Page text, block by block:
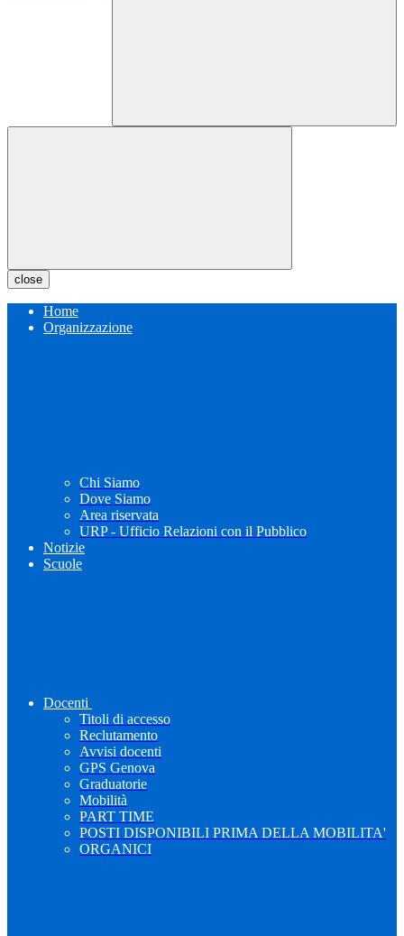
close
Home
Organizzazione
Chi Siamo
Dove Siamo
Area riservata
URP - Ufficio Relazioni con il Pubblico
Notizie
Scuole
Docenti
Titoli di accesso
Reclutamento
Avvisi docenti
GPS Genova
Graduatorie
Mobilità
PART TIME
POSTI DISPONIBILI PRIMA DELLA MOBILITA'
ORGANICI